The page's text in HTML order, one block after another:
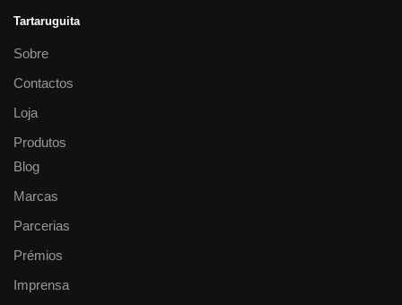
Tartaruguita
Sobre
Contactos
Loja
Produtos
Blog
Marcas
Parcerias
Prémios
Imprensa